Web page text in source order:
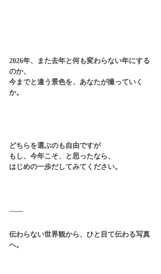
2026年、また去年と何も変わらない年にする
のか、
今までと違う景色を、あなたが撮っていく
か。
どちらを選ぶのも自由ですが
もし、今年こそ、と思ったなら、
はじめの一歩だしてみてください。
伝わらない世界観から、ひと目て伝わる写真
へ。